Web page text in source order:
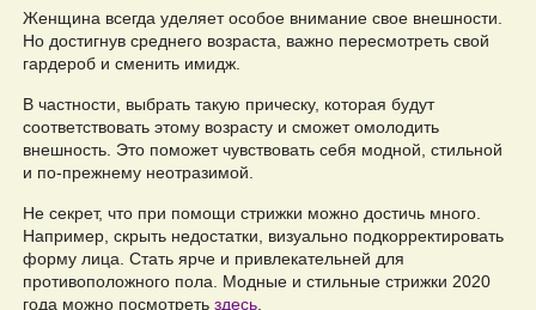
Женщина всегда уделяет особое внимание свое внешности.
Но достигнув среднего возраста, важно пересмотреть свой
гардероб и сменить имидж.
В частности, выбрать такую прическу, которая будут
соответствовать этому возрасту и сможет омолодить
внешность. Это поможет чувствовать себя модной, стильной
и по-прежнему неотразимой.
Не секрет, что при помощи стрижки можно достичь много.
Например, скрыть недостатки, визуально подкорректировать
форму лица. Стать ярче и привлекательней для
противоположного пола. Модные и стильные стрижки 2020
года можно посмотреть здесь.